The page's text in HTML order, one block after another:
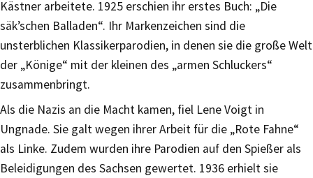
Kästner arbeitete. 1925 erschien ihr erstes Buch: „Die
säk’schen Balladen“. Ihr Markenzeichen sind die
unsterblichen Klassikerparodien, in denen sie die große Welt
der „Könige“ mit der kleinen des „armen Schluckers“
zusammenbringt.
Als die Nazis an die Macht kamen, fiel Lene Voigt in
Ungnade. Sie galt wegen ihrer Arbeit für die „Rote Fahne“
als Linke. Zudem wurden ihre Parodien auf den Spießer als
Beleidigungen des Sachsen gewertet. 1936 erhielt sie